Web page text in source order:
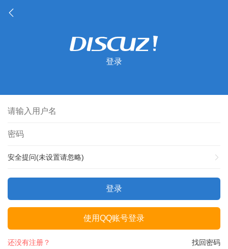
登录
安全提问(未设置请忽略)
登录
使用QQ账号登录
找回密码
还没有注册？